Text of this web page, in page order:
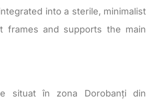
into a sterile, minimalist
frames and supports the main
situat în zona Dorobanți din